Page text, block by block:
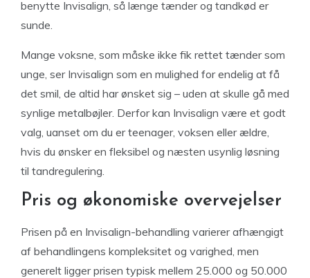
benytte Invisalign, så længe tænder og tandkød er
sunde.
Mange voksne, som måske ikke fik rettet tænder som
unge, ser Invisalign som en mulighed for endelig at få
det smil, de altid har ønsket sig – uden at skulle gå med
synlige metalbøjler. Derfor kan Invisalign være et godt
valg, uanset om du er teenager, voksen eller ældre,
hvis du ønsker en fleksibel og næsten usynlig løsning
til tandregulering.
Pris og økonomiske overvejelser
Prisen på en Invisalign-behandling varierer afhængigt
af behandlingens kompleksitet og varighed, men
generelt ligger prisen typisk mellem 25.000 og 50.000